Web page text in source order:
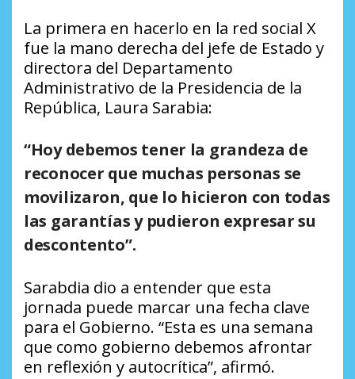
La primera en hacerlo en la red social X
fue la mano derecha del jefe de Estado y
directora del Departamento
Administrativo de la Presidencia de la
República, Laura Sarabia:
“Hoy debemos tener la grandeza de
reconocer que muchas personas se
movilizaron, que lo hicieron con todas
las garantías y pudieron expresar su
descontento”.
Sarabdia dio a entender que esta
jornada puede marcar una fecha clave
para el Gobierno. “Esta es una semana
que como gobierno debemos afrontar
en reflexión y autocrítica”, afirmó.